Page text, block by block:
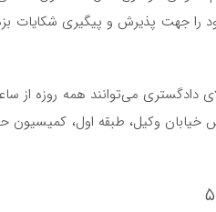
را جهت پذیرش و پیگیری شکایات
خیابان وکیل، طبقه اول، کمیسیون